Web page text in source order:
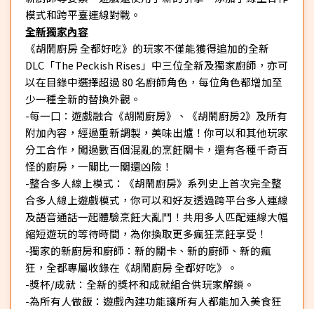
模式和跨平臺連線對戰。
全新獨家內容
《胡鬧廚房 全都好吃》的玩家不僅能獲得追加的全新
DLC「The Peckish Rises」中三位全新及獨家廚師，亦可
以在目錄中選擇超過 80 名廚師角色，每位角色都增加至
少一種全新的替換外觀。
-每一口：遊戲融合《胡鬧廚房》、《胡鬧廚房2》及所有
附加內容，經過重新調製，美味出爐！你可以和其他玩家
分工合作，闖過數百個混亂的烹飪關卡，還有各種千奇百
怪的廚房，一關比一關還凶險！
-整合多人線上模式：《胡鬧廚房》系列史上首次完全整
合多人線上遊戲模式，你可以和好友透過跨平台多人連線
及語音通話一起體驗烹飪大亂鬥！共用多人匹配連線大幅
縮短遊玩的等待時間，為你換取更多瘋狂烹飪享受！
-獨家的新廚房和廚師：新的關卡、新的廚師、新的瘋
狂，全都專屬收錄在《胡鬧廚房 全都好吃》。
-獎杯/成就：全新的獎杯和成就組合供玩家解鎖。
-為所有人做飯：遊戲內建功能讓所有人都能加入美食狂